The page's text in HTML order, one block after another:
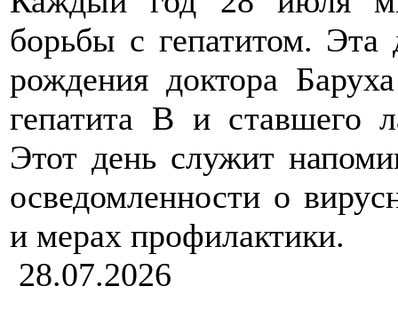
борьбы с гепатитом.
рождения доктора
гепатита B и ставшего
Этот день служит
осведомленности о
и мерах профилактики.
28.07.2026